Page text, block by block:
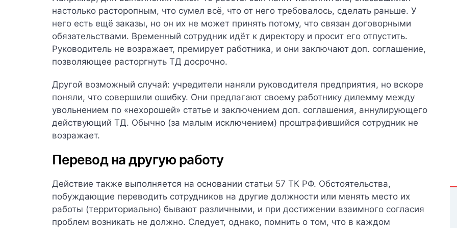
настолько расторопным, что сумел всё, что от него требовалось, сделать раньше. У
него есть ещё заказы, но он их не может принять потому, что связан договорными
обязательствами. Временный сотрудник идёт к директору и просит его отпустить.
Руководитель не возражает, премирует работника, и они заключают доп. соглашение,
позволяющее расторгнуть ТД досрочно.
Другой возможный случай: учредители наняли руководителя предприятия, но вскоре
поняли, что совершили ошибку. Они предлагают своему работнику дилемму между
увольнением по «нехорошей» статье и заключением доп. соглашения, аннулирующего
действующий ТД. Обычно (за малым исключением) проштрафившийся сотрудник не
возражает.
Перевод на другую работу
Действие также выполняется на основании статьи 57 ТК РФ. Обстоятельства,
побуждающие переводить сотрудников на другие должности или менять место их
работы (территориально) бывают различными, и при достижении взаимного согласия
проблем возникать не должно. Следует, однако, помнить о том, что в каждом